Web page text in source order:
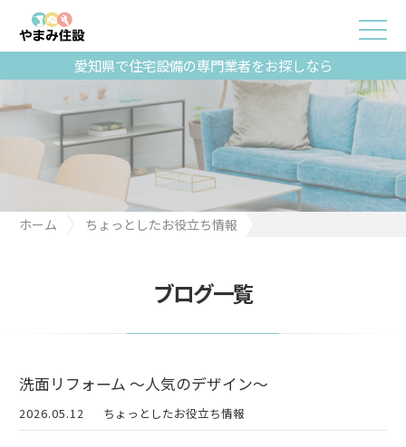
愛知県で住宅設備の専門業者をお探しなら
ホーム
ちょっとしたお役立ち情報
ブログ一覧
洗面リフォーム ～人気のデザイン～
2026.05.12 ちょっとしたお役立ち情報